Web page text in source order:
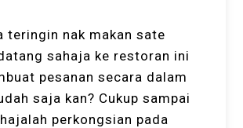
teringin nak makan sate
sahaja ke restoran ini
pesanan secara dalam
saja kan? Cukup sampai
perkongsian pada